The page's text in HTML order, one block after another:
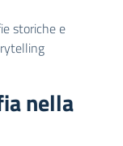
storiche e
nella